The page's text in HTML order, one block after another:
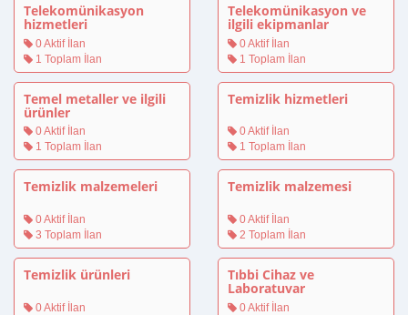
Telekomünikasyon
hizmetleri
0 Aktif İlan
1 Toplam İlan
Telekomünikasyon ve
ilgili ekipmanlar
0 Aktif İlan
1 Toplam İlan
Temel metaller ve ilgili
ürünler
0 Aktif İlan
1 Toplam İlan
Temizlik hizmetleri
0 Aktif İlan
1 Toplam İlan
Temizlik malzemeleri
0 Aktif İlan
3 Toplam İlan
Temizlik malzemesi
0 Aktif İlan
2 Toplam İlan
Temizlik ürünleri
0 Aktif İlan
Tıbbi Cihaz ve
Laboratuvar
Malzemeleri
0 Aktif İlan